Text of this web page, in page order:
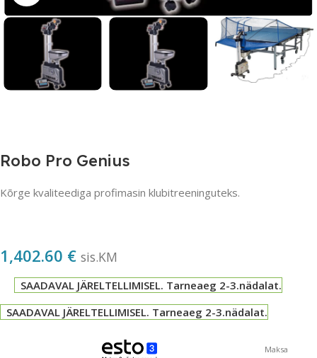
Robo Pro Genius
Kõrge kvaliteediga profimasin klubitreeninguteks.
1,402.60 € sis.KM
SAADAVAL JÄRELTELLIMISEL. Tarneaeg 2-3.nädalat.
SAADAVAL JÄRELTELLIMISEL. Tarneaeg 2-3.nädalat.
Maksa